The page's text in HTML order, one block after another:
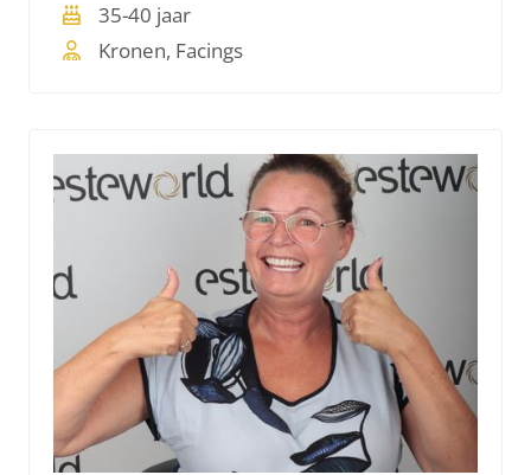
35-40 jaar
Kronen, Facings